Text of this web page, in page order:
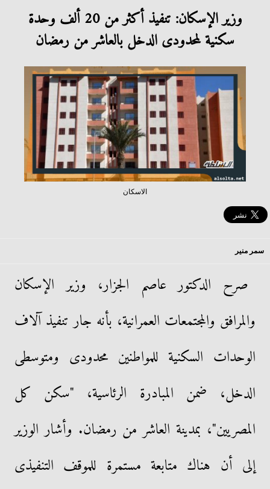
وزير الإسكان: تنفيذ أكثر من 20 ألف وحدة
سكنية لمحدودى الدخل بالعاشر من رمضان
الاسكان
سمر منير
صرح الدكتور عاصم الجزار، وزير الإسكان
والمرافق والمجتمعات العمرانية، بأنه جار تنفيذ آلاف
الوحدات السكنية للمواطنين محدودى ومتوسطى
الدخل، ضمن المبادرة الرئاسية، "سكن كل
المصريين"، بمدينة العاشر من رمضان. وأشار الوزير
إلى أن هناك متابعة مستمرة للموقف التنفيذى